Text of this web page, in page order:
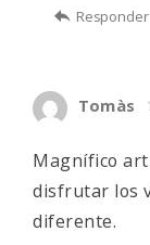
Responder
Tomàs
Magnífico
disfrutar los
diferente.